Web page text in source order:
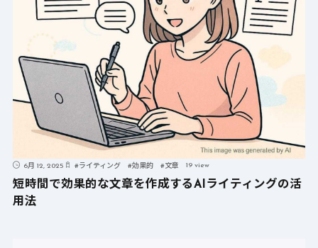
6月 12, 2025 #ライティング #効果的 #文章 19 view
短時間で効果的な文章を作成するAIライティングの活
用法